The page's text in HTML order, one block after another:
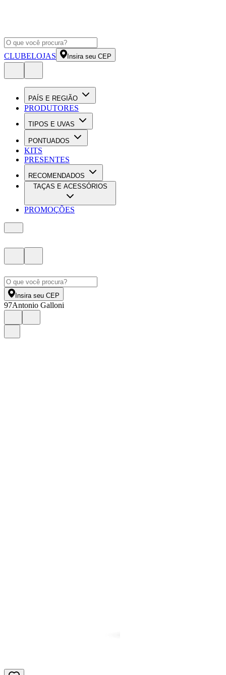
CLUBELOJAS Insira seu CEP
PAÍS E REGIÃO
PRODUTORES
TIPOS E UVAS
PONTUADOS
KITS
PRESENTES
RECOMENDADOS
TAÇAS E ACESSÓRIOS
PROMOÇÕES
Insira seu CEP
97Antonio Galloni